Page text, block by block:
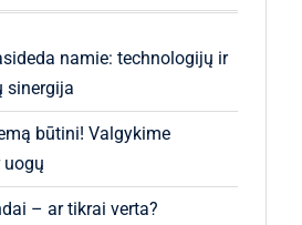
namie: technologijų ir
sinergija
būtini! Valgykime
– ar tikrai verta?